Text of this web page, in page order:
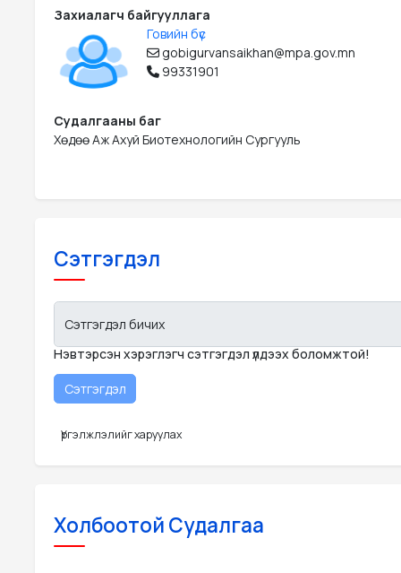
Захиалагч байгууллага
Говийн бүс
gobigurvansaikhan@mpa.gov.mn
99331901
Судалгааны баг
Хөдөө Аж Ахуй Биотехнологийн Сургууль
Сэтгэгдэл
Сэтгэгдэл бичих
Нэвтэрсэн хэрэглэгч сэтгэгдэл үлдээх боломжтой!
Үргэлжлэлийг харуулах
Холбоотой Судалгаа